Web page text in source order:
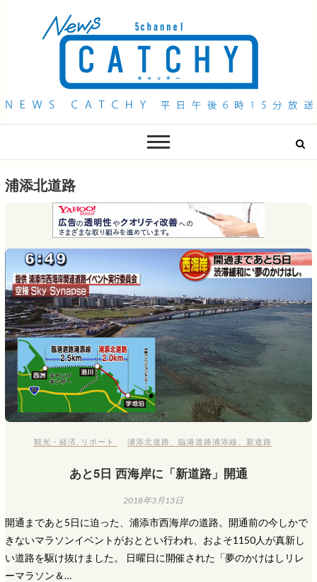
QAB NEWS Headline
浦添北道路
観光・経済 リポート 浦添北道路 、臨港道路浦添線 新道路
あと5日 西海岸に「新道路」開通
2018年3月13日
開通まであと5日に迫った、浦添市西海岸の道路。開通前の今しかで
きないマラソンイベントがおととい行われ、およそ1150人が真新し
い道路を駆け抜けました。 日曜日に開催された「夢のかけはしリレ
ーマラソン＆…